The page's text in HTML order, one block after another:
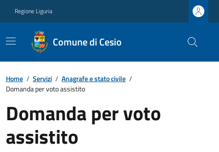
Regione Liguria
Comune di Cesio
Home / Servizi / Anagrafe e stato civile /
Domanda per voto assistito
Domanda per voto
assistito